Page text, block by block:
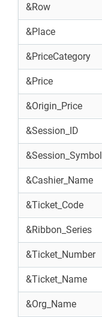
&Row
&Place
&PriceCategory
&Price
&Origin_Price
&Session_ID
&Session_Symbol
&Cashier_Name
&Ticket_Code
&Ribbon_Series
&Ticket_Number
&Ticket_Name
&Org_Name